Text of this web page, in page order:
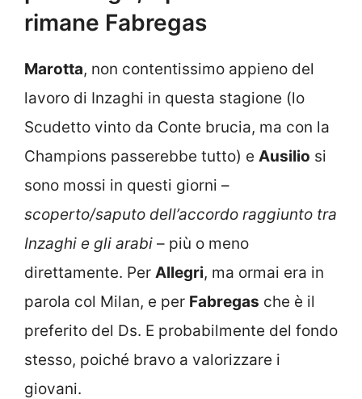
rimane Fabregas
Marotta, non contentissimo appieno del
lavoro di Inzaghi in questa stagione (lo
Scudetto vinto da Conte brucia, ma con la
Champions passerebbe tutto) e Ausilio si
sono mossi in questi giorni –
scoperto/saputo dell’accordo raggiunto tra
Inzaghi e gli arabi – più o meno
direttamente. Per Allegri, ma ormai era in
parola col Milan, e per Fabregas che è il
preferito del Ds. E probabilmente del fondo
stesso, poiché bravo a valorizzare i
giovani.